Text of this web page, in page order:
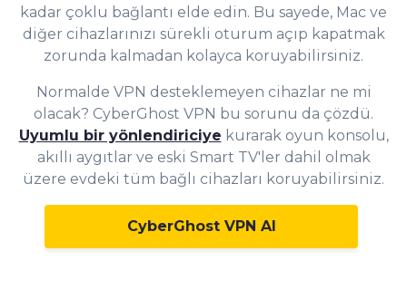
kadar çoklu bağlantı elde edin. Bu sayede, Mac ve
diğer cihazlarınızı sürekli oturum açıp kapatmak
zorunda kalmadan kolayca koruyabilirsiniz.
Normalde VPN desteklemeyen cihazlar ne mi
olacak? CyberGhost VPN bu sorunu da çözdü.
Uyumlu bir yönlendiriciye kurarak oyun konsolu,
akıllı aygıtlar ve eski Smart TV'ler dahil olmak
üzere evdeki tüm bağlı cihazları koruyabilirsiniz.
CyberGhost VPN Al